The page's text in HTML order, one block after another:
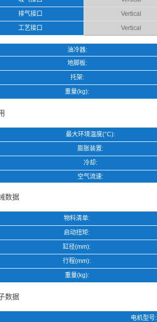
排气接口
Vertical
工艺接口
Vertical
油冷器:
地脚板:
托架:
重量(kg):
最大环境温度(°C):
膨胀装置:
冷却:
空气流速:
数据
物料清单:
启动扭矩:
缸径(mm):
行程(mm):
重量(kg):
数据
电机型号: